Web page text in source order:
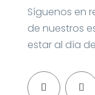
Síguenos en
de nuestros
estar al día